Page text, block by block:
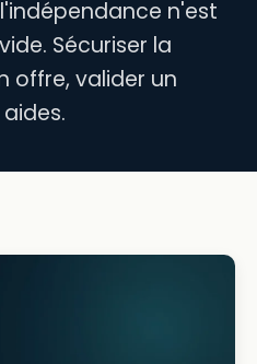
n'est
Sécuriser la
offre, valider un